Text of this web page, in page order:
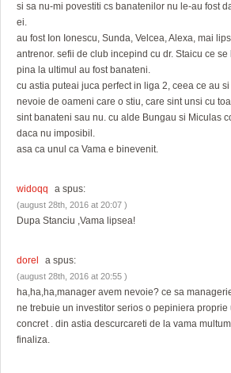
si sa nu-mi povestiti cs banatenilor nu le-au fost
ei.
au fost Ion Ionescu, Sunda, Velcea, Alexa, mai
antrenor. sefii de club incepind cu dr. Staicu ce
pina la ultimul au fost banateni.
cu astia puteai juca perfect in liga 2, ceea ce au
nevoie de oameni care o stiu, care sint unsi cu
sint banateni sau nu. cu alde Bungau si Miculas
daca nu imposibil.
asa ca unul ca Vama e binevenit.
widoqq a spus:
(august 28th, 2016 at 20:07 )
Dupa Stanciu ,Vama lipsea!
dorel a spus:
(august 28th, 2016 at 20:55 )
ha,ha,ha,manager avem nevoie? ce sa
ne trebuie un investitor serios o pepiniera proprie
concret . din astia descurcareti de la vama
finaliza.